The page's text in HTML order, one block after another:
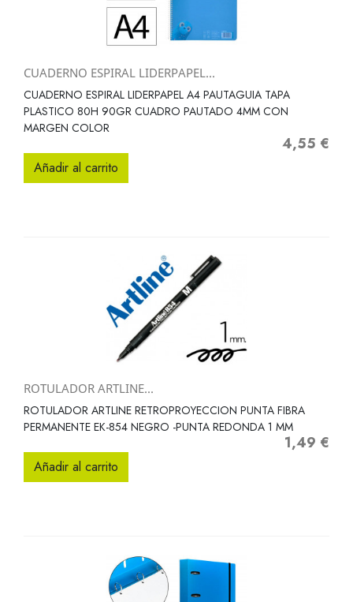
CUADERNO ESPIRAL LIDERPAPEL...
CUADERNO ESPIRAL LIDERPAPEL A4 PAUTAGUIA TAPA
PLASTICO 80H 90GR CUADRO PAUTADO 4MM CON
MARGEN COLOR
Precio
4,55 €
Añadir al carrito
ROTULADOR ARTLINE...
ROTULADOR ARTLINE RETROPROYECCION PUNTA FIBRA
PERMANENTE EK-854 NEGRO -PUNTA REDONDA 1 MM
Precio
1,49 €
Añadir al carrito